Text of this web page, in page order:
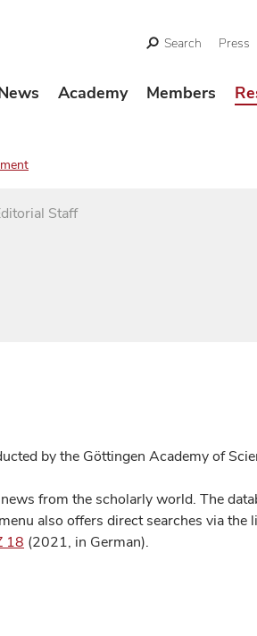
Search Press
Academy Members
Staff
by the Göttingen Academy of
from the scholarly world. The
also offers direct searches via the
18 (2021, in German).